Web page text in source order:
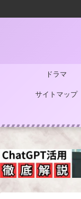
ドラマ
サイトマップ